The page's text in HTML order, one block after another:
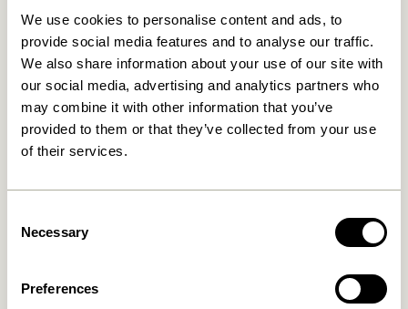
We use cookies to personalise content and ads, to
provide social media features and to analyse our traffic.
We also share information about your use of our site with
our social media, advertising and analytics partners who
may combine it with other information that you’ve
provided to them or that they’ve collected from your use
of their services.
Selection
Necessary
Preferences
Merge Sengebord Natur Noir Sengebord Sort